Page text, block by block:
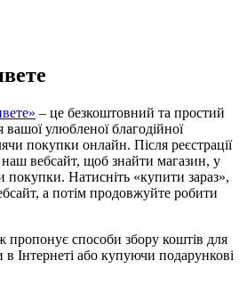
– це безкоштовний та простий
вашої улюбленої благодійної
покупки онлайн. Після реєстрації
вебсайт, щоб знайти магазин, у
покупки. Натисніть «купити зараз»,
а потім продовжуйте робити
пропонує способи збору коштів для
Інтернеті або купуючи подарункові